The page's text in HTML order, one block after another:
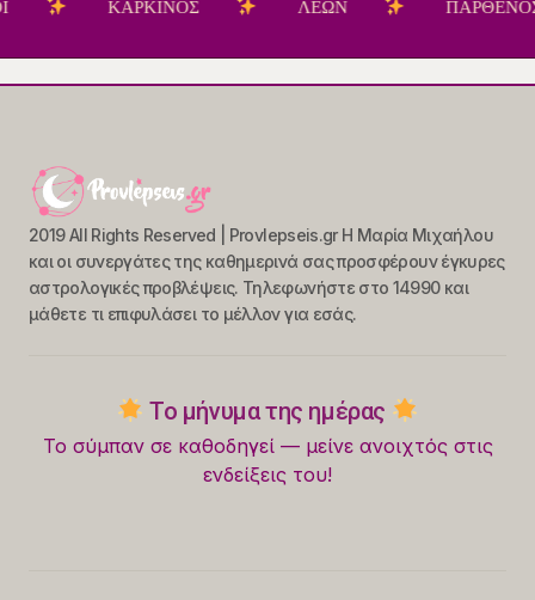
ΚΑΡΚΙΝΟΣ ΛΕΩΝ ΠΑΡΘΕΝΟΣ
2019 All Rights Reserved | Provlepseis.gr Η Μαρία Μιχαήλου
και οι συνεργάτες της καθημερινά σας προσφέρουν έγκυρες
αστρολογικές προβλέψεις. Τηλεφωνήστε στο 14990 και
μάθετε τι επιφυλάσει το μέλλον για εσάς.
Το μήνυμα της ημέρας
Το σύμπαν σε καθοδηγεί — μείνε ανοιχτός στις
ενδείξεις του!